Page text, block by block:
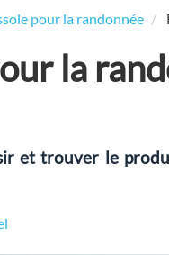
pour la randonnée
la
et trouver le